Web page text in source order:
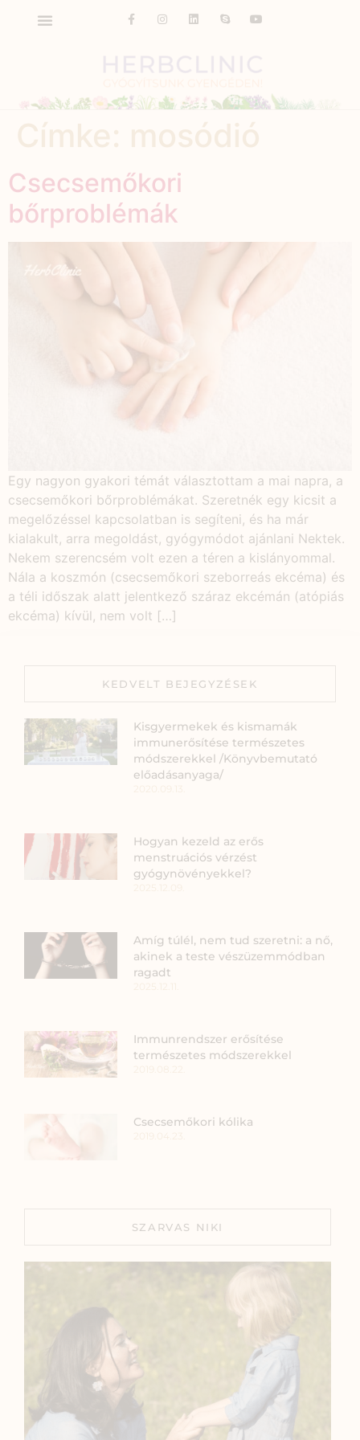
Csecsemőkori
bőrproblémák
Egy nagyon gyakori témát választottam a mai napra, a
csecsemőkori bőrproblémákat. Szeretnék egy kicsit a
megelőzéssel kapcsolatban is segíteni, és ha már
kialakult, arra megoldást, gyógymódot ajánlani Nektek.
Nekem szerencsém volt ezen a téren a kislányommal.
Nála a koszmón (csecsemőkori szeborreás ekcéma) és
a téli időszak alatt jelentkező száraz ekcémán (atópiás
ekcéma) kívül, nem volt […]
KEDVELT BEJEGYZÉSEK
Kisgyermekek és kismamák
immunerősítése természetes
módszerekkel /Könyvbemutató
előadásanyaga/
Hogyan kezeld az erős
menstruációs vérzést
gyógynövényekkel?
Amíg túlél, nem tud szeretni: a nő,
akinek a teste vészüzemmódban
ragadt
Immunrendszer erősítése
természetes módszerekkel
Csecsemőkori kólika
SZARVAS NIKI